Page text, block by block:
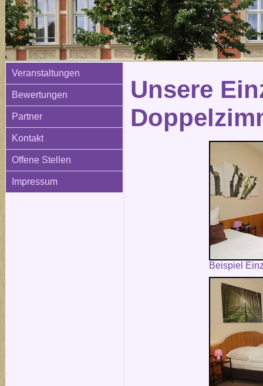
Veranstaltungen
Bewertungen
Partner
Kontakt
Offene Stellen
Impressum
Unsere
Beispiel